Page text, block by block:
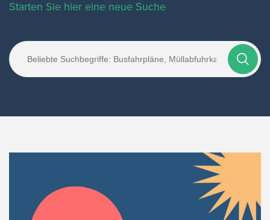
Starten Sie hier eine neue Suche